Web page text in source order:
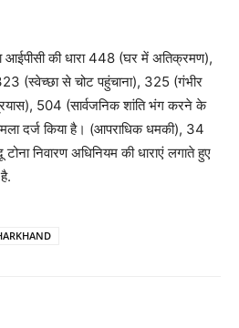
की धारा 448 (घर में अतिक्रमण),
(स्वेच्छा से चोट पहुंचाना), 325 (गंभीर
504 (सार्वजनिक शांति भंग करने के
दर्ज किया है। (आपराधिक धमकी), 34
निवारण अधिनियम की धाराएं लगाते हुए